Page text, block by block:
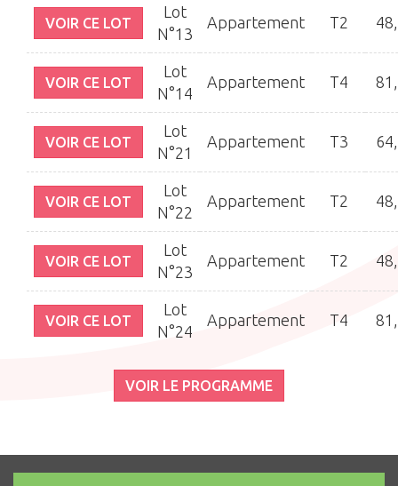
VOIR CE LOT
Lot
N°13
Appartement T2
VOIR CE LOT
Lot
N°14
Appartement T4
VOIR CE LOT
Lot
N°21
Appartement T3
VOIR CE LOT
Lot
N°22
Appartement T2
VOIR CE LOT
Lot
N°23
Appartement T2
VOIR CE LOT
Lot
N°24
Appartement T4
VOIR LE PROGRAMME